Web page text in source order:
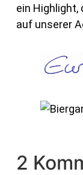
ein
auf unserer
2